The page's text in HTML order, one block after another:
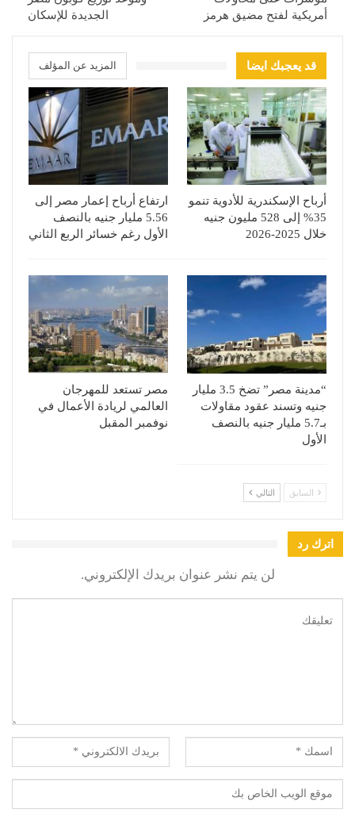
أمريكية لفتح مضيق هرمز
الجديدة للإسكان
قد يعجبك ايضا المزيد عن المؤلف
أرباح الإسكندرية للأدوية تنمو
35% إلى 528 مليون جنيه
خلال 2025-2026
ارتفاع أرباح إعمار مصر إلى
5.56 مليار جنيه بالنصف
الأول رغم خسائر الربع الثاني
“مدينة مصر” تضخ 3.5 مليار
جنيه وتسند عقود مقاولات
بـ5.7 مليار جنيه بالنصف
الأول
مصر تستعد للمهرجان
العالمي لريادة الأعمال في
نوفمبر المقبل
السابق التالي
اترك رد
لن يتم نشر عنوان بريدك الإلكتروني.